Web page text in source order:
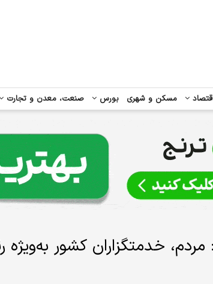
مسکن و شهری بورس صنعت، معدن و تجارت
مردم، خدمتگزاران کشور